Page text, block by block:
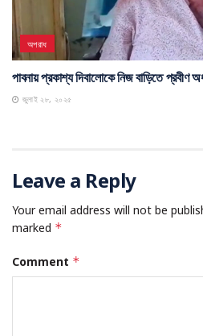
অপরাধ
পাবনায় প্রকাশ্য দিবালোকে নিজ বাড়িতে প্রবীণ
জুলাই ২৮, ২০২৫
Leave a Reply
Your email address will not be
marked *
Comment *